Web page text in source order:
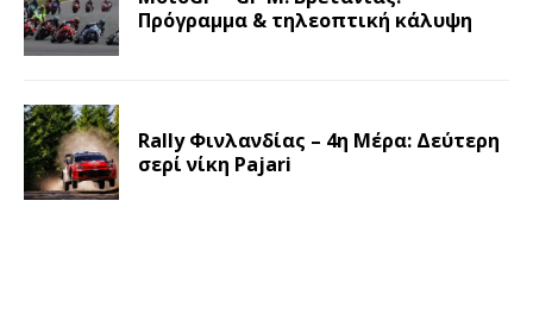
Πρόγραμμα & τηλεοπτική κάλυψη
Rally Φινλανδίας – 4η Μέρα: Δεύτερη
σερί νίκη Pajari